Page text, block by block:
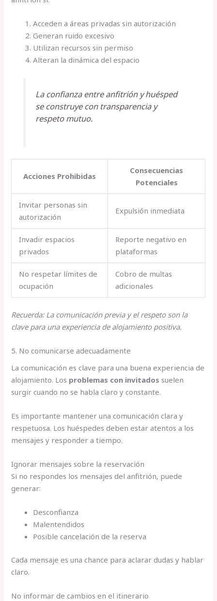
Acceden a áreas privadas sin autorización
Generan ruido excesivo
Utilizan recursos sin permiso
Alteran la dinámica del espacio
La confianza entre anfitrión y huésped
se construye con transparencia y
respeto mutuo.
Acciones Prohibidas
Consecuencias
Potenciales
Invitar personas sin
autorización
Expulsión inmediata
Invadir espacios
privados
Reporte negativo en
plataformas
No respetar límites de
ocupación
Cobro de multas
adicionales
Recuerda: La comunicación previa y el respeto son la
clave para una experiencia de alojamiento positiva.
5. No comunicarse adecuadamente
La comunicación es clave para una buena experiencia de
alojamiento. Los problemas con invitados suelen
surgir cuando no se habla claro y constante.
Es importante mantener una comunicación clara y
respetuosa. Los huéspedes deben estar atentos a los
mensajes y responder a tiempo.
Ignorar mensajes sobre la reservación
Si no respondes los mensajes del anfitrión, puede
generar:
Desconfianza
Malentendidos
Posible cancelación de la reserva
Cada mensaje es una chance para aclarar dudas y hablar
claro.
No informar de cambios en el itinerario